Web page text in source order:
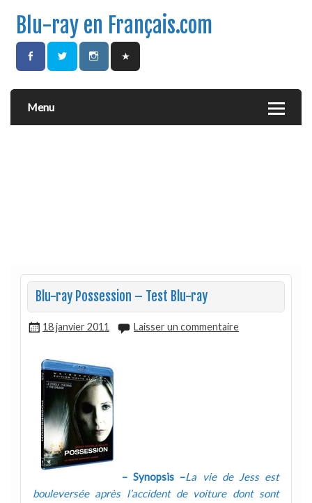
Blu-ray en Français.com
Menu
Blu-ray Possession – Test Blu-ray
18 janvier 2011 Laisser un commentaire
– Synopsis –La vie de Jess est
bouleversée après l’accident de voiture dont sont